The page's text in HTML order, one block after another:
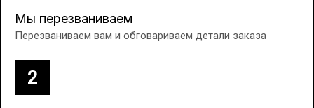
2
Мы перезваниваем
Перезваниваем вам и обговариваем детали заказа